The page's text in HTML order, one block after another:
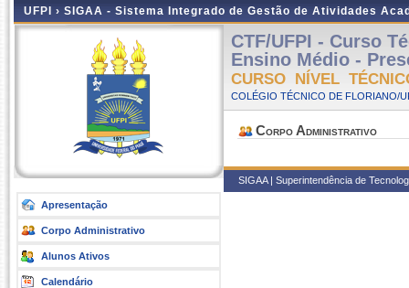
UFPI › SIGAA - Sistema Integrado de Gestão de Atividades
Apresentação
Corpo Administrativo
Alunos Ativos
Calendário
CTF/UFPI - Curso
Ensino Médio -
CURSO NÍVEL
COLÉGIO TÉCNICO DE FLORIANO/
Corpo Administrativo
SIGAA | Superintendência de